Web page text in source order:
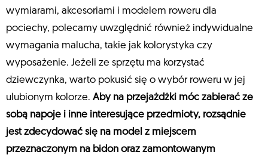
wymiarami, akcesoriami i modelem roweru dla
pociechy, polecamy uwzględnić również indywidualne
wymagania malucha, takie jak kolorystyka czy
wyposażenie. Jeżeli ze sprzętu ma korzystać
dziewczynka, warto pokusić się o wybór roweru w jej
ulubionym kolorze. Aby na przejażdżki móc zabierać ze
sobą napoje i inne interesujące przedmioty, rozsądnie
jest zdecydować się na model z miejscem
przeznaczonym na bidon oraz zamontowanym